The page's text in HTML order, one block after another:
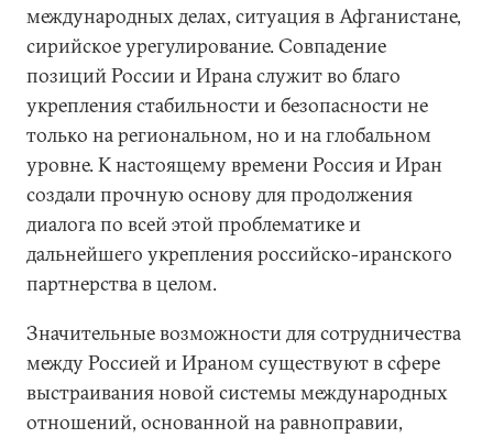
международных делах, ситуация в Афганистане,
сирийское урегулирование. Совпадение
позиций России и Ирана служит во благо
укрепления стабильности и безопасности не
только на региональном, но и на глобальном
уровне. К настоящему времени Россия и Иран
создали прочную основу для продолжения
диалога по всей этой проблематике и
дальнейшего укрепления российско-иранского
партнерства в целом.
Значительные возможности для сотрудничества
между Россией и Ираном существуют в сфере
выстраивания новой системы международных
отношений, основанной на равноправии,